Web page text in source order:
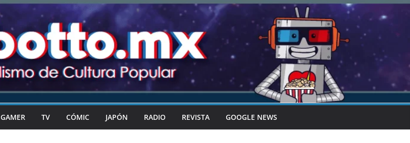
GAMER TV CÓMIC JAPÓN RADIO REVISTA GOOGLE NEWS